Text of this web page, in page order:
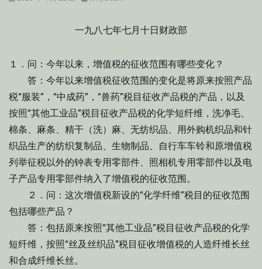
一九八七年七月十日财政部
１．问：今年以来，增值税的征收范围有哪些变化？
答：今年以来增值税征收范围的变化是将原来按照产品
税“服装”，“中成药”，“兽药”税目征收产品税的产品，以及
按照“其他工业品”税目征收产品税的化学短纤维，洗净毛、
棉条、麻条、精干（洗）麻、无纺织品、用外购机织品和针
织品生产的纺织复制品、生物制品、自行车车铃和原增值税
列举征税以外的钟表专用零部件、照相机专用零部件以及电
子产品专用零部件纳入了增值税的征收范围。
２．问：这次增值税新设的“化学纤维”税目的征收范围
包括哪些产品？
答：包括原来按照“其他工业品”税目征收产品税的化学
短纤维，按照“丝及丝织品”税目征收增值税的人造纤维长丝
和合成纤维长丝。